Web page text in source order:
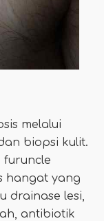
melalui
biopsi kulit.
furuncle
hangat yang
drainase lesi,
antibiotik